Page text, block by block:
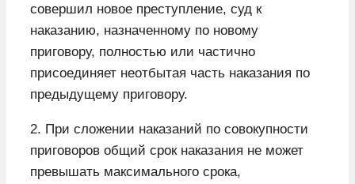
совершил новое преступление, суд к
наказанию, назначенному по новому
приговору, полностью или частично
присоединяет неотбытая часть наказания по
предыдущему приговору.
2. При сложении наказаний по совокупности
приговоров общий срок наказания не может
превышать максимального срока,